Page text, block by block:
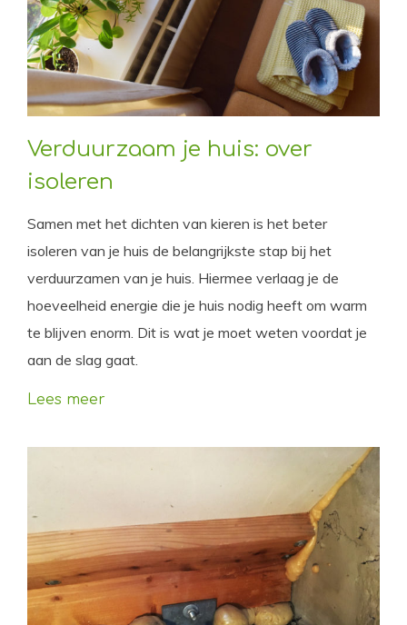
Verduurzaam je huis: over
isoleren
Samen met het dichten van kieren is het beter
isoleren van je huis de belangrijkste stap bij het
verduurzamen van je huis. Hiermee verlaag je de
hoeveelheid energie die je huis nodig heeft om warm
te blijven enorm. Dit is wat je moet weten voordat je
aan de slag gaat.
Lees meer